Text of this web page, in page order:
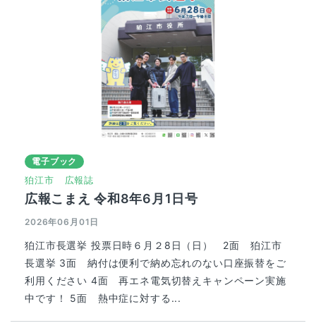
電子ブック
狛江市 広報誌
広報こまえ 令和8年6月1日号
2026年06月01日
狛江市長選挙 投票日時６月２8日（日） 2面 狛江市
長選挙 3面 納付は便利で納め忘れのない口座振替をご
利用ください 4面 再エネ電気切替えキャンペーン実施
中です！ 5面 熱中症に対する...